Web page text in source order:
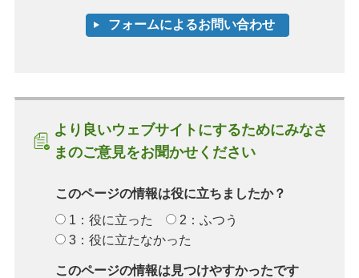
より良いウェブサイトにするためにみなさ
まのご意見をお聞かせください
このページの情報は役に立ちましたか？
1：役に立った
2：ふつう
3：役に立たなかった
このページの情報は見つけやすかったです